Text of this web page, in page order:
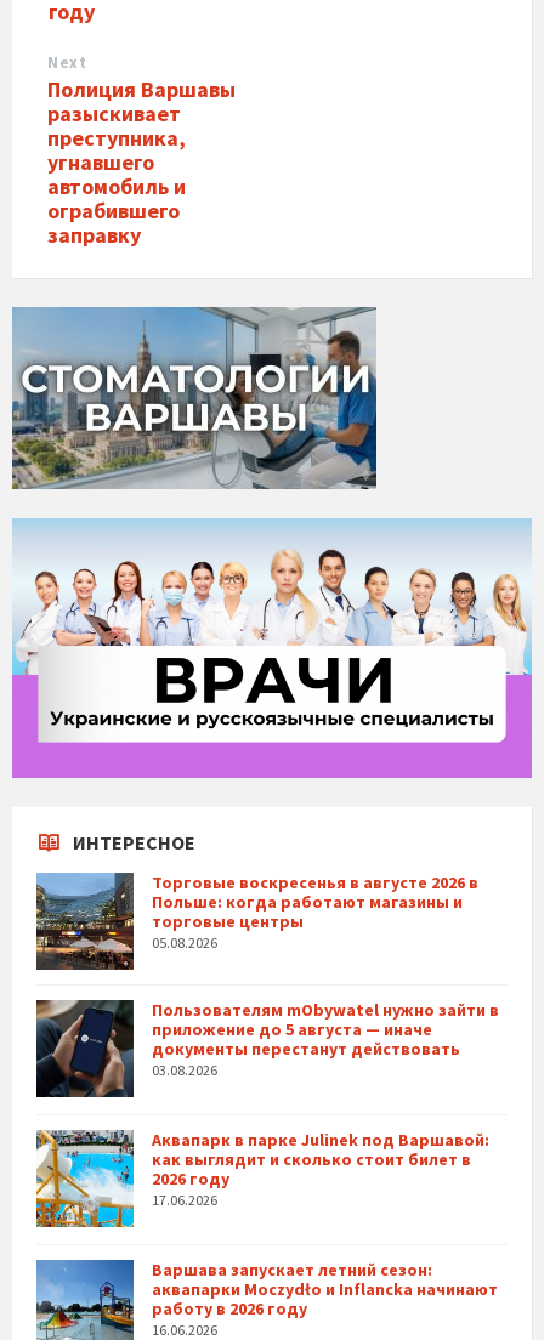
году
Next
Полиция Варшавы
разыскивает
преступника,
угнавшего
автомобиль и
ограбившего
заправку
ИНТЕРЕСНОЕ
Торговые воскресенья в августе 2026 в
Польше: когда работают магазины и
торговые центры
05.08.2026
Пользователям mObywatel нужно зайти в
приложение до 5 августа — иначе
документы перестанут действовать
03.08.2026
Аквапарк в парке Julinek под Варшавой:
как выглядит и сколько стоит билет в
2026 году
17.06.2026
Варшава запускает летний сезон:
аквапарки Moczydło и Inflancka начинают
работу в 2026 году
16.06.2026